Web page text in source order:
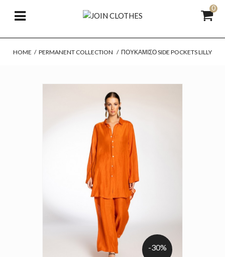
0
HOME / PERMANENT COLLECTION / ΠΟΥΚΆΜΙΣΟ SIDE POCKETS LILLY
-30%